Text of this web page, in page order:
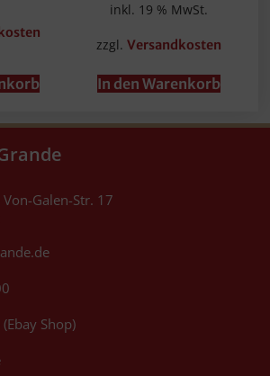
inkl. 19 % MwSt.
zzgl. Versandkosten
In den Warenkorb
Galen-Str. 17
Shop)